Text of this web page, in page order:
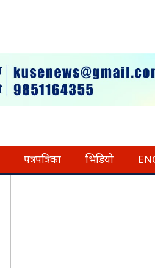
पत्रपत्रिका भिडियो